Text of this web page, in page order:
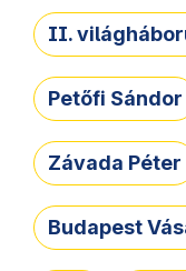
II.
Petőfi Sándor
Závada Péter
Budapest